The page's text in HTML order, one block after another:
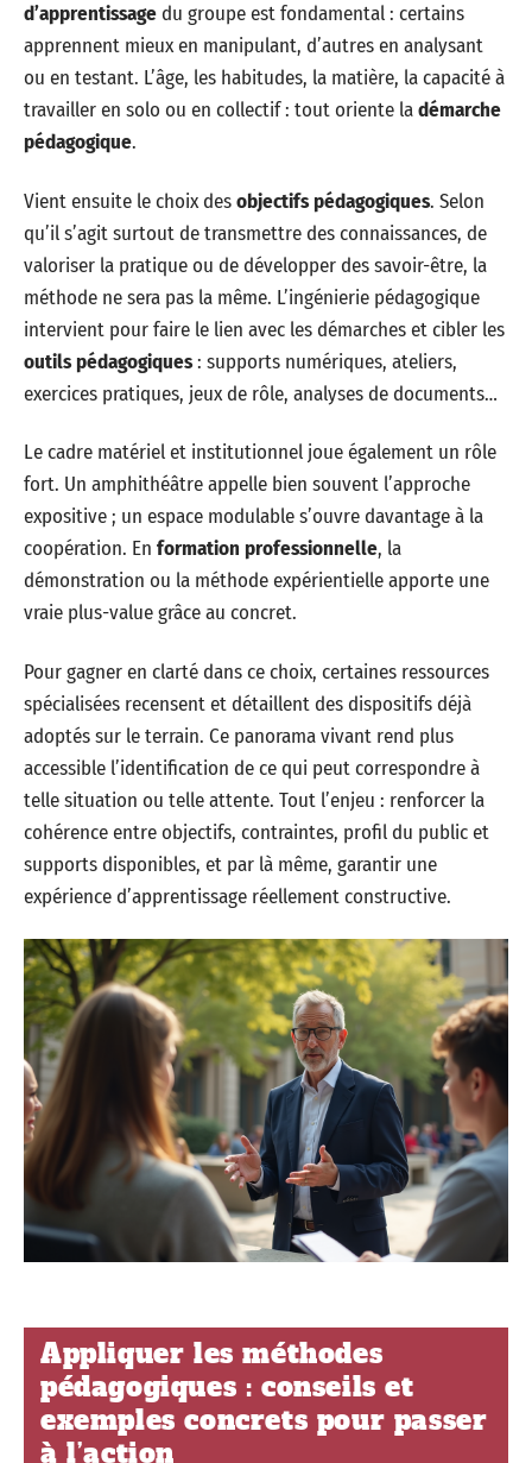
d’apprentissagedu groupe est fondamental : certains
apprennent mieux en manipulant, d’autres en analysant
ou en testant. L’âge, les habitudes, la matière, la capacité à
travailler en solo ou en collectif : tout oriente ladémarche
pédagogique.
Vient ensuite le choix desobjectifs pédagogiques. Selon
qu’il s’agit surtout de transmettre des connaissances, de
valoriser la pratique ou de développer des savoir-être, la
méthode ne sera pas la même. L’ingénierie pédagogique
intervient pour faire le lien avec les démarches et cibler les
outils pédagogiques: supports numériques, ateliers,
exercices pratiques, jeux de rôle, analyses de documents…
Le cadre matériel et institutionnel joue également un rôle
fort. Un amphithéâtre appelle bien souvent l’approche
expositive ; un espace modulable s’ouvre davantage à la
coopération. En formation professionnelle, la
démonstration ou la méthode expérientielle apporte une
vraie plus-value grâce au concret.
Pour gagner en clarté dans ce choix, certaines ressources
spécialisées recensent et détaillent des dispositifs déjà
adoptés sur le terrain. Ce panorama vivant rend plus
accessible l’identification de ce qui peut correspondre à
telle situation ou telle attente. Tout l’enjeu : renforcer la
cohérence entre objectifs, contraintes, profil du public et
supports disponibles, et par là même, garantir une
expérience d’apprentissage réellement constructive.
Appliquer les méthodes
pédagogiques : conseils et
exemples concrets pour passer
à l’action